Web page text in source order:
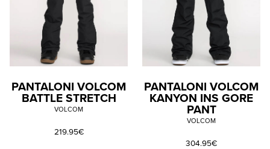
PANTALONI VOLCOM
BATTLE STRETCH
VOLCOM
219.95€
PANTALONI VOLCOM
KANYON INS GORE
PANT
VOLCOM
304.95€